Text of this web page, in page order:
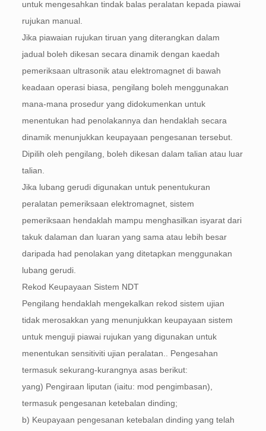
untuk mengesahkan tindak balas peralatan kepada piawai
rujukan manual.
Jika piawaian rujukan tiruan yang diterangkan dalam
jadual boleh dikesan secara dinamik dengan kaedah
pemeriksaan ultrasonik atau elektromagnet di bawah
keadaan operasi biasa, pengilang boleh menggunakan
mana-mana prosedur yang didokumenkan untuk
menentukan had penolakannya dan hendaklah secara
dinamik menunjukkan keupayaan pengesanan tersebut.
Dipilih oleh pengilang, boleh dikesan dalam talian atau luar
talian.
Jika lubang gerudi digunakan untuk penentukuran
peralatan pemeriksaan elektromagnet, sistem
pemeriksaan hendaklah mampu menghasilkan isyarat dari
takuk dalaman dan luaran yang sama atau lebih besar
daripada had penolakan yang ditetapkan menggunakan
lubang gerudi.
Rekod Keupayaan Sistem NDT
Pengilang hendaklah mengekalkan rekod sistem ujian
tidak merosakkan yang menunjukkan keupayaan sistem
untuk menguji piawai rujukan yang digunakan untuk
menentukan sensitiviti ujian peralatan.. Pengesahan
termasuk sekurang-kurangnya asas berikut:
yang) Pengiraan liputan (iaitu: mod pengimbasan),
termasuk pengesanan ketebalan dinding;
b) Keupayaan pengesanan ketebalan dinding yang telah